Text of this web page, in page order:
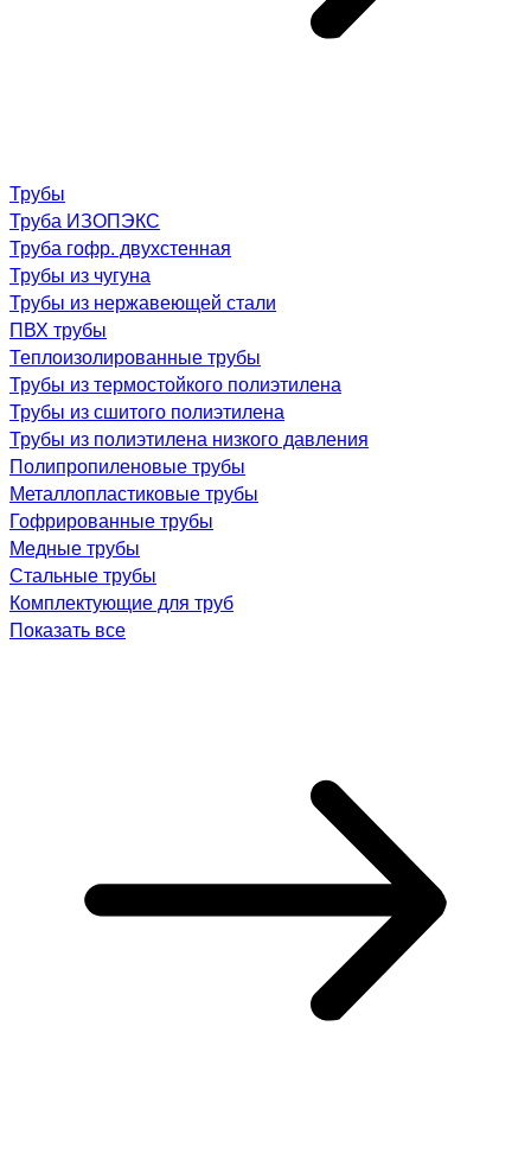
Трубы
Труба ИЗОПЭКС
Труба гофр. двухстенная
Трубы из чугуна
Трубы из нержавеющей стали
ПВХ трубы
Теплоизолированные трубы
Трубы из термостойкого полиэтилена
Трубы из сшитого полиэтилена
Трубы из полиэтилена низкого давления
Полипропиленовые трубы
Металлопластиковые трубы
Гофрированные трубы
Медные трубы
Стальные трубы
Комплектующие для труб
Показать все